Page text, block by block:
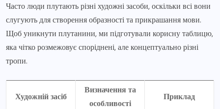
Часто люди плутають різні художні засоби, оскільки всі вони
слугують для створення образності та прикрашання мови.
Щоб уникнути плутанини, ми підготували корисну таблицю,
яка чітко розмежовує споріднені, але концептуально різні
тропи.
Художній засіб
Визначення та
особливості
Приклад